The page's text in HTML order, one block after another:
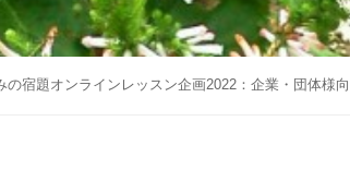
の宿題オンラインレッスン企画2022：企業・団体様